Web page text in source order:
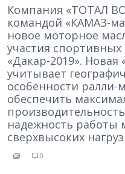
Компания «ТОТАЛ
командой «КАМАЗ-
новое моторное
участия
«Дакар-2019». Новая
учитывает
особенности
обеспечить
надежность
сверхвысоких
0